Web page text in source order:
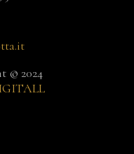
© 2024